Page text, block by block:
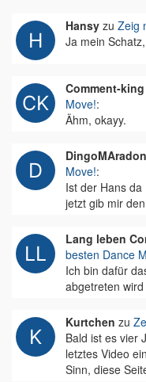
Hansy zu Zeig
Ja mein
Comment-king
Move!:
Ähm, okayy.
Move!:
Ist der Hans
jetzt gib mir
Lang leben
besten Dance
Ich bin dafür
abgetreten wird
Kurtchen zu
Bald ist es vier
letztes Video
Sinn, diese